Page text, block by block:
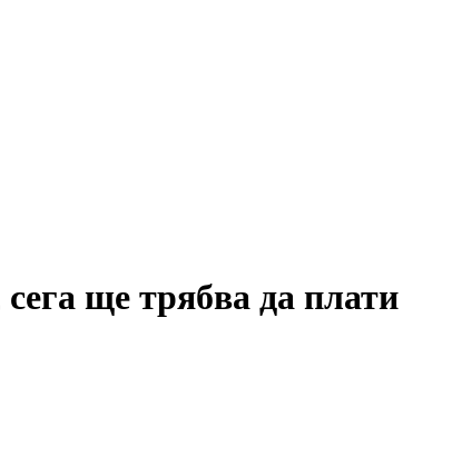
ще трябва да плати